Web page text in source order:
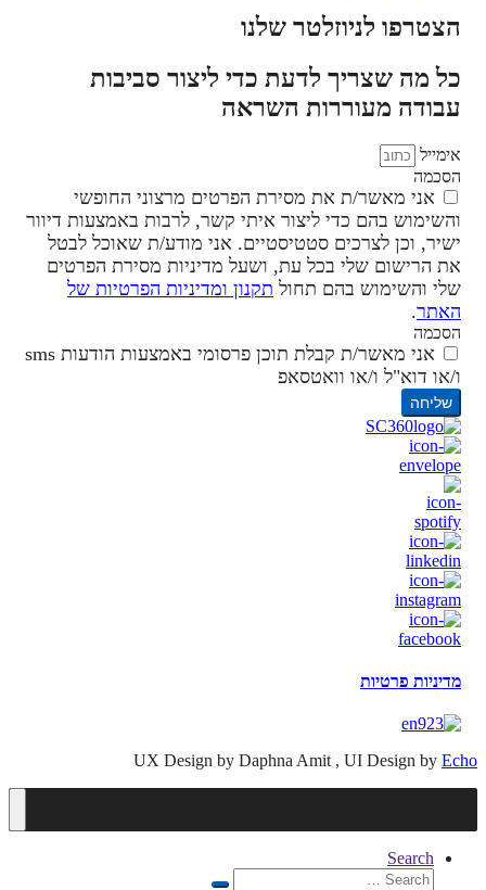
הצטרפו לניוזלטר שלנו
כל מה שצריך לדעת כדי ליצור סביבות
עבודה מעוררות השראה
אימייל
הסכמה
אני מאשר/ת את מסירת הפרטים מרצוני החופשי
והשימוש בהם כדי ליצור איתי קשר, לרבות באמצעות דיוור
ישיר, וכן לצרכים סטטיסטיים. אני מודע/ת שאוכל לבטל
את הרישום שלי בכל עת, ושעל מדיניות מסירת הפרטים
שלי והשימוש בהם תחול תקנון ומדיניות הפרטיות של
האתר.
הסכמה
אני מאשר/ת קבלת תוכן פרסומי באמצעות הודעות sms
ו/או דוא"ל ו/או וואטסאפ
שליחה
מדיניות פרטיות
UX Design by Daphna Amit , UI Design by Echo
Search
Search